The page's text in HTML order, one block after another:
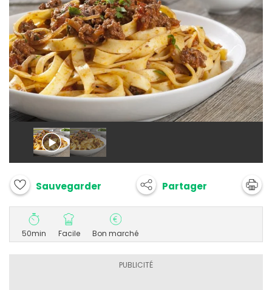
Sauvegarder Partager
50min Facile Bon marché